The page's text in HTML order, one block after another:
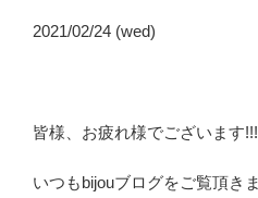
2021/02/24 (wed)
皆様、お疲れ様でございます!!!
いつもbijouブログをご覧頂き